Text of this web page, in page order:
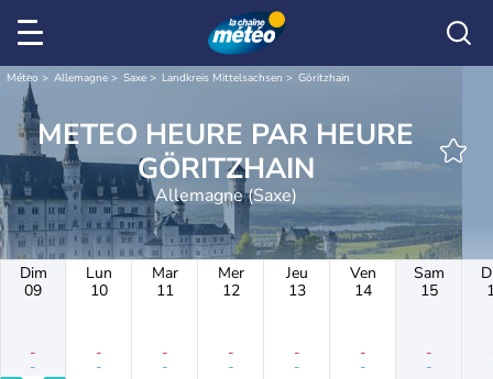
Météo Allemagne Saxe Landkreis Mittelsachsen Göritzhain
METEO HEURE PAR HEURE
GÖRITZHAIN
Allemagne (Saxe)
Dim
09
-
-
Lun
10
-
-
Mar
11
-
-
Mer
12
-
-
Jeu
13
-
-
Ven
14
-
-
Sam
15
-
-